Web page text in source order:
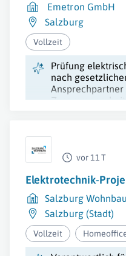
Emetron GmbH
Salzburg
Vollzeit
Prüfung
nach
Ansprechpartner
vor 11 T
Elektrotechnik-
Salzburg
Salzburg (Stadt)
Vollzeit